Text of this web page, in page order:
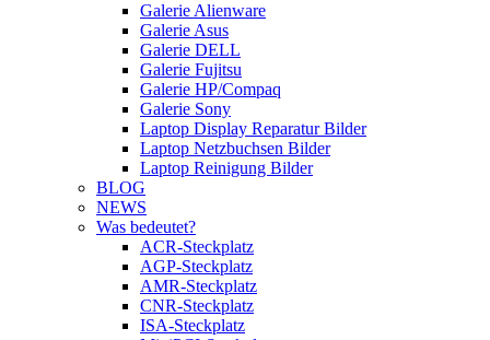
Galerie Alienware
Galerie Asus
Galerie DELL
Galerie Fujitsu
Galerie HP/Compaq
Galerie Sony
Laptop Display Reparatur Bilder
Laptop Netzbuchsen Bilder
Laptop Reinigung Bilder
BLOG
NEWS
Was bedeutet?
ACR-Steckplatz
AGP-Steckplatz
AMR-Steckplatz
CNR-Steckplatz
ISA-Steckplatz